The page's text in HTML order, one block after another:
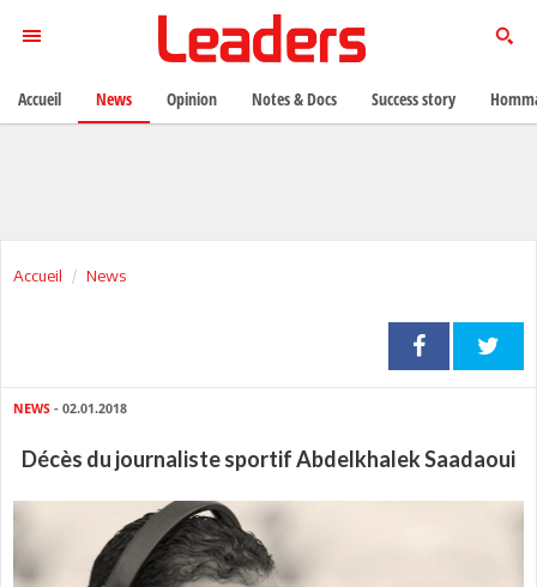
Accueil News
NEWS - 02.01.2018
Décès du journaliste sportif Abdelkhalek Saadaoui
Accueil News Opinion Notes & Docs Success story